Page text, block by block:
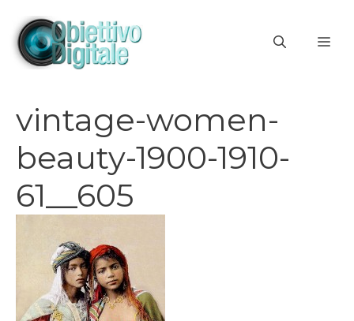
contenuto
vintage-women-
beauty-1900-1910-
61__605